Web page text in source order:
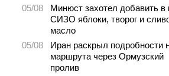
05/08
Минюст захотел добавить
СИЗО яблоки, творог и
масло
05/08
Иран раскрыл подробности
маршрута через Ормузский
пролив